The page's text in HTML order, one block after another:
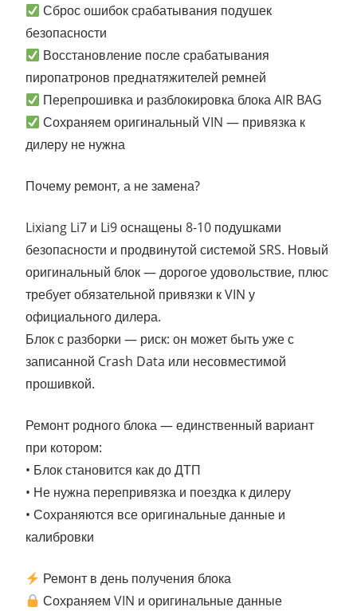
Сброс ошибок срабатывания подушек
безопасности
Восстановление после срабатывания
пиропатронов преднатяжителей ремней
Перепрошивка и разблокировка блока AIR BAG
Сохраняем оригинальный VIN — привязка к
дилеру не нужна
Почему ремонт, а не замена?
Lixiang Li7 и Li9 оснащены 8-10 подушками
безопасности и продвинутой системой SRS. Новый
оригинальный блок — дорогое удовольствие, плюс
требует обязательной привязки к VIN у
официального дилера.
Блок с разборки — риск: он может быть уже с
записанной Crash Data или несовместимой
прошивкой.
Ремонт родного блока — единственный вариант
при котором:
• Блок становится как до ДТП
• Не нужна перепривязка и поездка к дилеру
• Сохраняются все оригинальные данные и
калибровки
Ремонт в день получения блока
Сохраняем VIN и оригинальные данные